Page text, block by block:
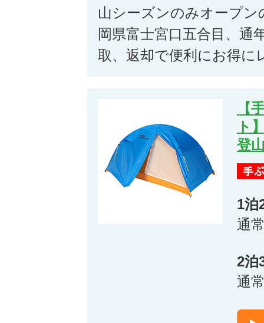
山シーズンのみオープン
岡県富士宮口五合目、通
取、返却で便利にお得に
【
ト
登
1泊
通
2泊
通